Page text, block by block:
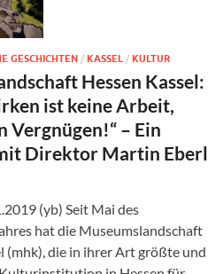
GESCHICHTEN / KASSEL / KULTUR
Hessen Kassel:
ist keine Arbeit,
Vergnügen!“ – Ein
Direktor Martin
(yb) Seit Mai des
hat die Museumslandschaft
(mhk), die in ihrer Art größte und